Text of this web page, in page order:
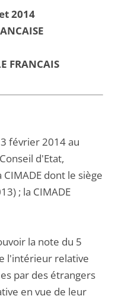
2014
FRANCAIS
février 2014 au
d'Etat,
dont le siège
; la CIMADE
la note du 5
l'intérieur relative
par des étrangers
en vue de leur